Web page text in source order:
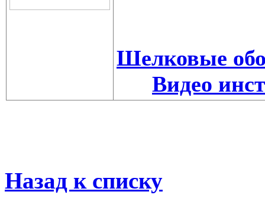
Шелковые
Видео
Назад к списку